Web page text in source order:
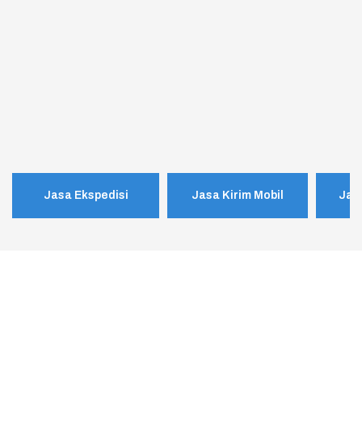
Jasa Ekspedisi Jasa Kirim Mobil